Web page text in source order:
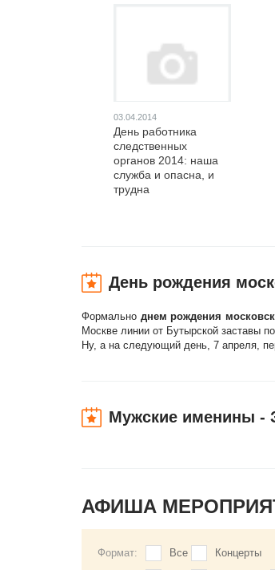
03.04.2014
День работника
следственных
органов 2014: наша
служба и опасна, и
трудна
День рождения
Формально днем рождения
Москве линии от Бутырской заставы
Ну, а на следующий день, 7 апреля,
Мужские именины -
АФИША
Формат: Все
Концерты